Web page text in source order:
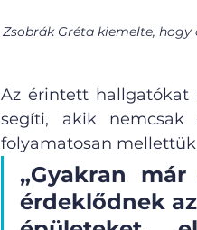
Zsobrák Gréta kiemelte, hogy
Az érintett hallgatókat
segíti, akik
folyamatosan
„Gyakran
érdeklődnek